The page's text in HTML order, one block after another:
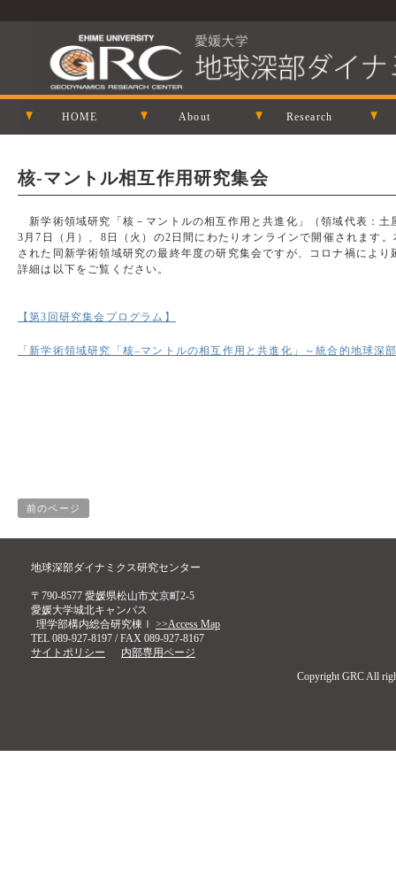
HOME About Research
核-マントル相互作用研究集会
新学術領域研究「核－マントルの相互作用と共進化」（領域代表：土
3月7日（月）、8日（火）の2日間にわたりオンラインで開催されます
された同新学術領域研究の最終年度の研究集会ですが、コロナ禍によ
詳細は以下をご覧ください。
【第3回研究集会プログラム】
「新学術領域研究「核–マントルの相互作用と共進化」～統合的地球深
前のページ
地球深部ダイナミクス研究センター
〒790-8577 愛媛県松山市文京町2-5
愛媛大学城北キャンパス
理学部構内総合研究棟Ⅰ >>Access Map
TEL 089-927-8197 / FAX 089-927-8167
サイトポリシー
内部専用ページ
Copyright GRC All